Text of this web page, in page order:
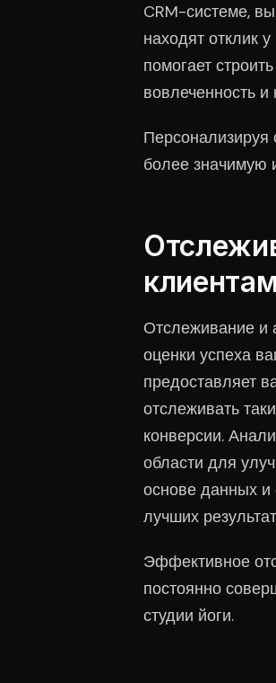
CRM-системе,
находят отклик
помогает
вовлеченность
более значимую
Отслеживание и
оценки успеха
предоставляет
отслеживать
конверсии.
области для
основе данных и
лучших
Эффективное
постоянно
студии йоги.